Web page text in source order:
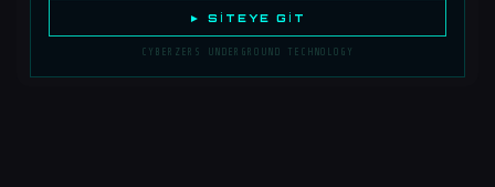
► SITEYE GIT
CYBERZERS UNDERGROUND TECHNOLOGY